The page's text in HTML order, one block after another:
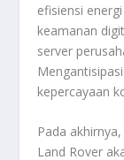
efisiensi
keamanan
server
kepercayaan
Pada
Land Rover